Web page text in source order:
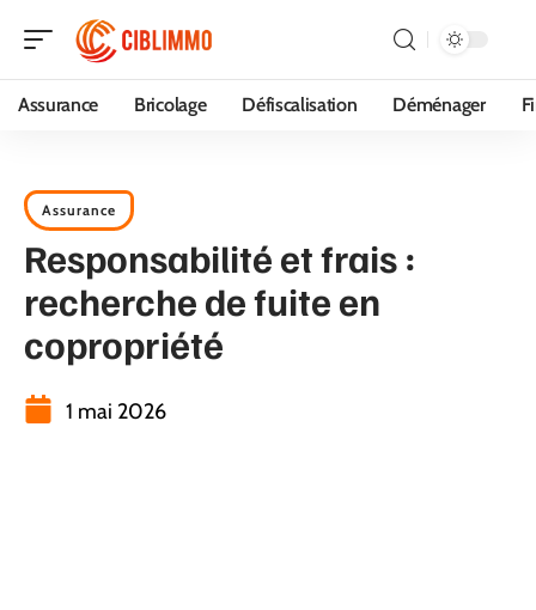
Assurance Bricolage Défiscalisation Déménager
Assurance
Responsabilité et frais :
recherche de fuite en
copropriété
1 mai 2026